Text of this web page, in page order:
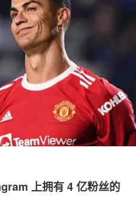
上拥有 4 亿粉丝的